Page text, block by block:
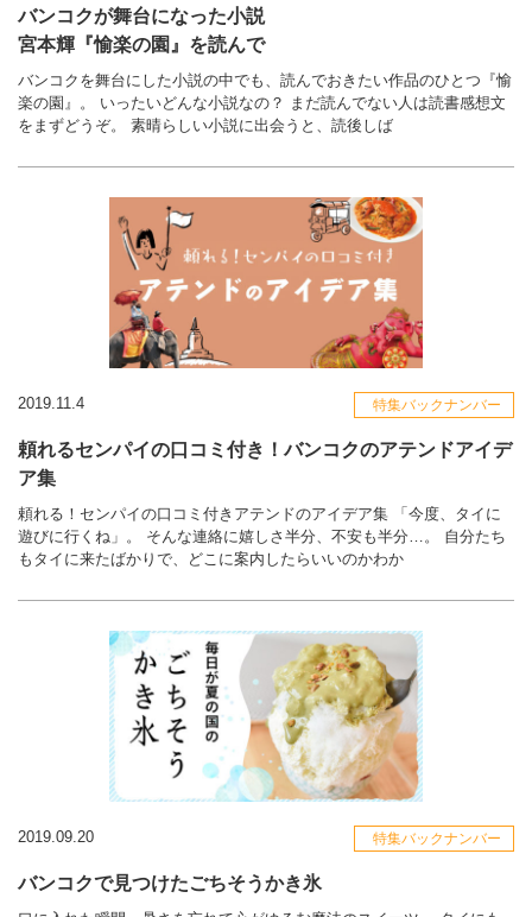
バンコクが舞台になった小説
宮本輝『愉楽の園』を読んで
バンコクを舞台にした小説の中でも、読んでおきたい作品のひとつ『愉
楽の園』。 いったいどんな小説なの？ まだ読んでない人は読書感想文
をまずどうぞ。 素晴らしい小説に出会うと、読後しば
2019.11.4 特集バックナンバー
頼れるセンパイの口コミ付き！バンコクのアテンドアイデ
ア集
頼れる！センパイの口コミ付きアテンドのアイデア集 「今度、タイに
遊びに行くね」。 そんな連絡に嬉しさ半分、不安も半分…。 自分たち
もタイに来たばかりで、どこに案内したらいいのかわか
2019.09.20 特集バックナンバー
バンコクで見つけたごちそうかき氷